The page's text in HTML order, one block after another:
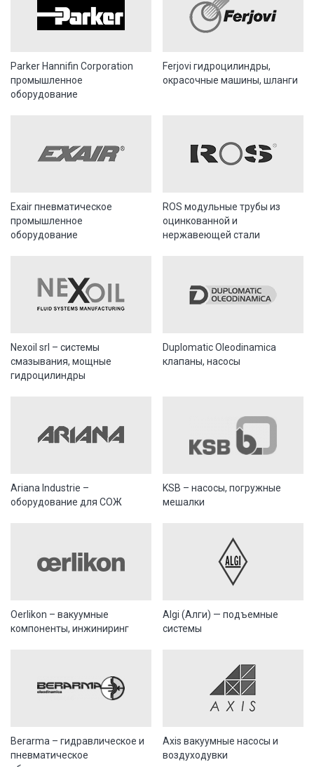
Parker Hannifin Corporation
промышленное
оборудование
Ferjovi гидроцилиндры,
окрасочные машины, шланги
Exair пневматическое
промышленное
оборудование
ROS модульные трубы из
оцинкованной и
нержавеющей стали
Nexoil srl – системы
смазывания, мощные
гидроцилиндры
Duplomatic Oleodinamica
клапаны, насосы
Ariana Industrie –
оборудование для СОЖ
KSB – насосы, погружные
мешалки
Oerlikon – вакуумные
компоненты, инжиниринг
Algi (Алги) — подъемные
системы
Berarma – гидравлическое и
пневматическое
Axis вакуумные насосы и
воздуходувки